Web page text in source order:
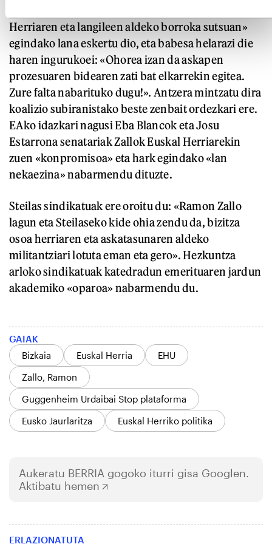
Herriaren eta langileen aldeko borroka sutsuan»
egindako lana eskertu dio, eta babesa helarazi die
haren ingurukoei: «Ohorea izan da askapen
prozesuaren bidearen zati bat elkarrekin egitea.
Zure falta nabarituko dugu!». Antzera mintzatu dira
koalizio subiranistako beste zenbait ordezkari ere.
EAko idazkari nagusi Eba Blancok eta Josu
Estarrona senatariak Zallok Euskal Herriarekin
zuen «konpromisoa» eta hark egindako «lan
nekaezina» nabarmendu dituzte.
Steilas sindikatuak ere oroitu du: «Ramon Zallo
lagun eta Steilaseko kide ohia zendu da, bizitza
osoa herriaren eta askatasunaren aldeko
militantziari lotuta eman eta gero». Hezkuntza
arloko sindikatuak katedradun emerituaren jardun
akademiko «oparoa» nabarmendu du.
GAIAK
Bizkaia
Euskal Herria
EHU
Zallo, Ramon
Guggenheim Urdaibai Stop plataforma
Eusko Jaurlaritza
Euskal Herriko politika
Aukeratu BERRIA gogoko iturri gisa Googlen.
Aktibatu hemen
ERLAZIONATUTA